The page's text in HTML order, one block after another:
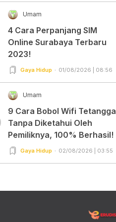
Umam
4 Cara Perpanjang SIM
Online Surabaya Terbaru
2023!
Gaya Hidup 01/08/2026 | 08:56
Umam
9 Cara Bobol Wifi Tetangga
Tanpa Diketahui Oleh
Pemiliknya, 100% Berhasil!
Gaya Hidup 02/08/2026 | 03:55